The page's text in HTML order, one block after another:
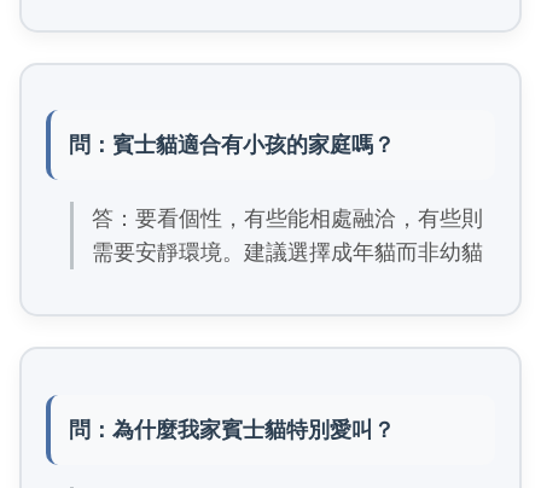
問：賓士貓適合有小孩的家庭嗎？
答：要看個性，有些能相處融洽，有些則
需要安靜環境。建議選擇成年貓而非幼貓
問：為什麼我家賓士貓特別愛叫？